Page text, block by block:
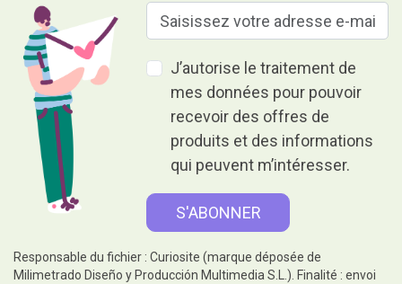
J’autorise le traitement de
mes données pour pouvoir
recevoir des offres de
produits et des informations
qui peuvent m’intéresser.
Responsable du fichier : Curiosite (marque déposée de
Milimetrado Diseño y Producción Multimedia S.L.). Finalité : envoi